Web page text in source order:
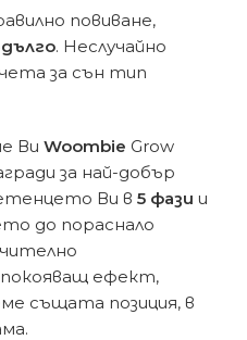
повиване,
. Неслучайно
за сън тип
Ви Woombie Grow
за най-добър
Ви в 5 фази и
до пораснало
ефект,
същата позиция, в